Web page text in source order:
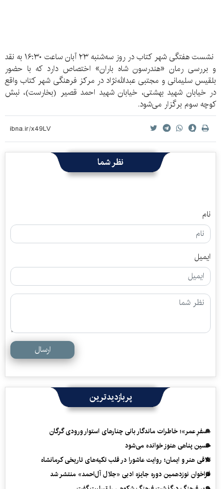
نشست هفتگی شهر کتاب در روز سه‌شنبه ۲۳ آبان ساعت ۱۶:۳۰ به نقد
و بررسی رمان «هندرسون شاه باران» اختصاص دارد که با حضور
بلقیس سلیمانی و مجتبی عبدالله‌نژاد در مرکز فرهنگی شهر کتاب واقع
در خیابان شهید بهشتی، خیابان شهید احمد قصیر (بخارست)، نبش
کوچه سوم برگزار می‌شود.
نظر شما
نام
ایمیل
ارسال
پربازدیدترین
«سفرِ عمر»؛ خاطرات ماندگار بانی چنارهای استوار ورودی گرگان
حسین پناهی هنوز خوانده می‌شود
تلاقی هنر و ایمان؛ روایت عاشورا در قلب تکیه‌های تاریخی کرمانشاه
فراخوان نوزدهمین دوره جایزه ادبی «جلال آل‌احمد» منتشر شد